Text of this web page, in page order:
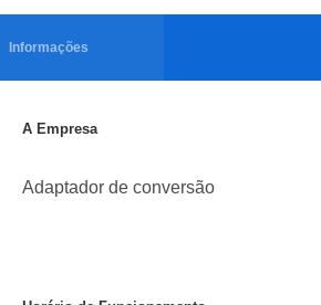
Informações
A Empresa
Adaptador de conversão